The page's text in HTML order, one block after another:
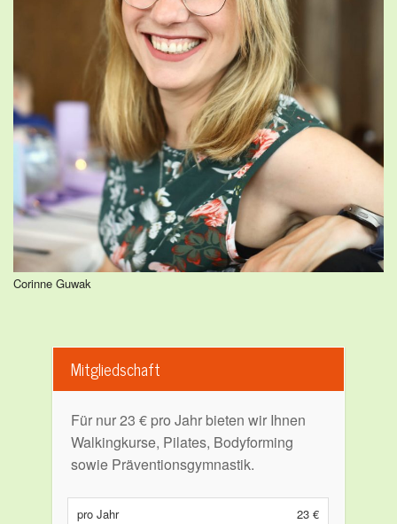
Corinne Guwak
Mitgliedschaft
Für nur 23 € pro Jahr bieten wir Ihnen
Walkingkurse, Pilates, Bodyforming
sowie Präventionsgymnastik.
pro Jahr 23 €